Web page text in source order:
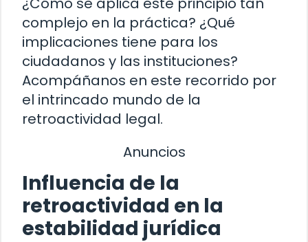
complejo en la práctica? ¿Qué
implicaciones tiene para los
ciudadanos y las instituciones?
Acompáñanos en este recorrido por
el intrincado mundo de la
retroactividad legal.
Anuncios
Influencia de la
retroactividad en la
estabilidad jurídica